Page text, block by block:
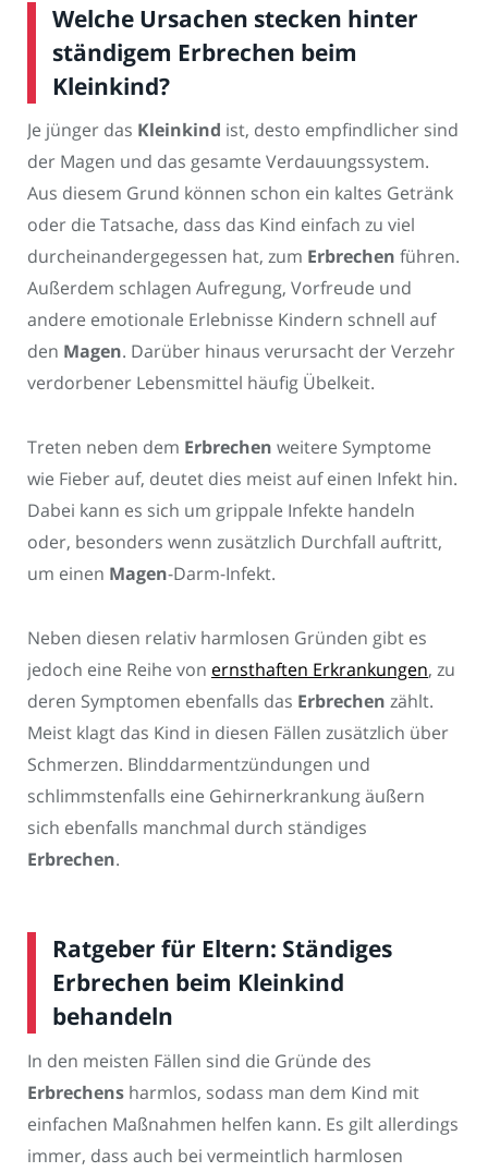
Welche Ursachen stecken hinter
ständigem Erbrechen beim
Kleinkind?
Je jünger das Kleinkind ist, desto empfindlicher sind
der Magen und das gesamte Verdauungssystem.
Aus diesem Grund können schon ein kaltes Getränk
oder die Tatsache, dass das Kind einfach zu viel
durcheinandergegessen hat, zum Erbrechen führen.
Außerdem schlagen Aufregung, Vorfreude und
andere emotionale Erlebnisse Kindern schnell auf
den Magen. Darüber hinaus verursacht der Verzehr
verdorbener Lebensmittel häufig Übelkeit.
Treten neben dem Erbrechen weitere Symptome
wie Fieber auf, deutet dies meist auf einen Infekt hin.
Dabei kann es sich um grippale Infekte handeln
oder, besonders wenn zusätzlich Durchfall auftritt,
um einen Magen-Darm-Infekt.
Neben diesen relativ harmlosen Gründen gibt es
jedoch eine Reihe von ernsthaften Erkrankungen, zu
deren Symptomen ebenfalls das Erbrechen zählt.
Meist klagt das Kind in diesen Fällen zusätzlich über
Schmerzen. Blinddarmentzündungen und
schlimmstenfalls eine Gehirnerkrankung äußern
sich ebenfalls manchmal durch ständiges
Erbrechen.
Ratgeber für Eltern: Ständiges
Erbrechen beim Kleinkind
behandeln
In den meisten Fällen sind die Gründe des
Erbrechens harmlos, sodass man dem Kind mit
einfachen Maßnahmen helfen kann. Es gilt allerdings
immer, dass auch bei vermeintlich harmlosen